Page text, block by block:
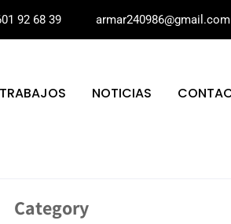
92 68 39 armar240986@gmail.com
NOTICIAS
Category